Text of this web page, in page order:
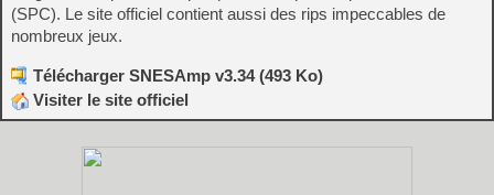
(SPC). Le site officiel contient aussi des rips impeccables de
nombreux jeux.
Télécharger SNESAmp v3.34 (493 Ko)
Visiter le site officiel